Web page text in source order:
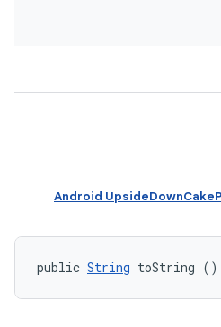
public String toString ()